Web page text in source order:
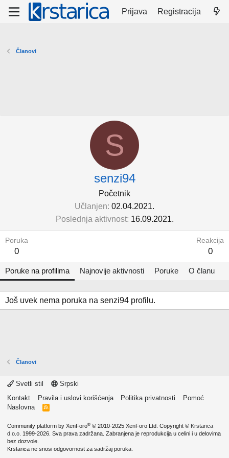
Prijava Registracija
Članovi
S
senzi94
Početnik
Učlanjen 02.04.2021.
Poslednja aktivnost 16.09.2021.
Poruka
0
Reakcija
0
Poruke na profilima Najnovije aktivnosti Poruke O članu
Još uvek nema poruka na senzi94 profilu.
Članovi
Svetli stil
Srpski
Kontakt
Pravila i uslovi korišćenja Politika privatnosti
Pomoć
Naslovna
R
Community platform by XenForo® © 2010-2025 XenForo Ltd. Copyright © Krstarica
d.o.o. 1999-2026. Sva prava zadržana. Zabranjena je reprodukcija u celini i u delovima
bez dozvole.
Krstarica ne snosi odgovornost za sadržaj poruka.